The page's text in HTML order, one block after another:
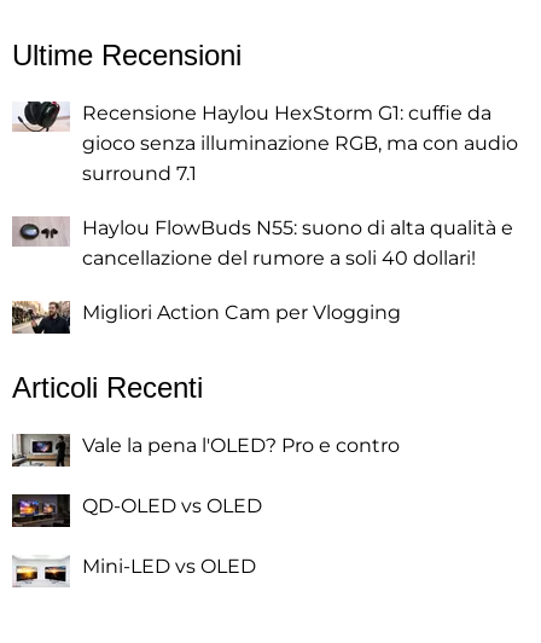
Ultime Recensioni
Recensione Haylou HexStorm G1: cuffie da
gioco senza illuminazione RGB, ma con audio
surround 7.1
Haylou FlowBuds N55: suono di alta qualità e
cancellazione del rumore a soli 40 dollari!
Migliori Action Cam per Vlogging
Articoli Recenti
Vale la pena l'OLED? Pro e contro
QD-OLED vs OLED
Mini-LED vs OLED